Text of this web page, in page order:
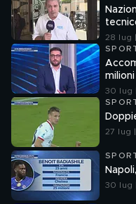
28 lug
30 lug
27 lug
30 lug